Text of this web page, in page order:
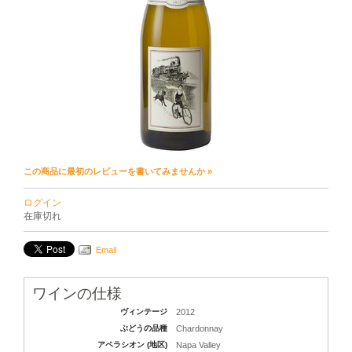
この商品に最初のレビューを書いてみませんか »
ログイン
在庫切れ
Email
ワインの仕様
ヴィンテージ 2012
ぶどうの品種 Chardonnay
アペラシオン (地区) Napa Valley